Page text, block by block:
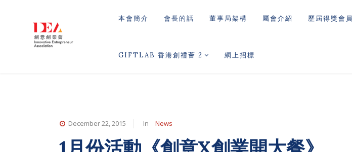
本會簡介 會長的話 董事局架構 屬會介紹 歷屆得獎會員
GIFTLAB 香港創禮薈 2 網上招標
December 22, 2015 In News